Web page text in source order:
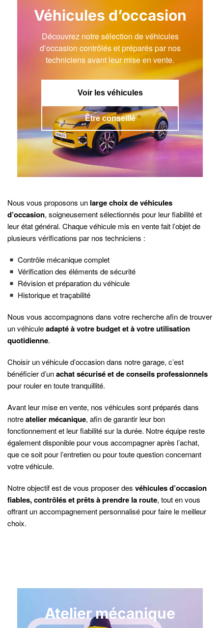
Véhicules d’occasion
Découvrez notre sélection de véhicules
d’occasion contrôlés et préparés par nos
techniciens avant leur mise en vente.
Voir les véhicules
Être conseillé
Nous vous proposons un large choix de véhicules
d’occasion, soigneusement sélectionnés pour leur fiabilité et
leur état général. Chaque véhicule mis en vente fait l’objet de
plusieurs vérifications par nos techniciens :
Contrôle mécanique complet
Vérification des éléments de sécurité
Révision et préparation du véhicule
Historique et traçabilité
Nous vous accompagnons dans votre recherche afin de trouver
un véhiculeadapté à votre budget et à votre utilisation
quotidienne.
Choisir un véhicule d’occasion dans notre garage, c’est
bénéficier d’unachat sécurisé et de conseils professionnels
pour rouler en toute tranquillité.
Avant leur mise en vente, nos véhicules sont préparés dans
notreatelier mécanique, afin de garantir leur bon
fonctionnement et leur fiabilité sur la durée. Notre équipe reste
également disponible pour vous accompagner après l’achat,
que ce soit pour l’entretien ou pour toute question concernant
votre véhicule.
Notre objectif est de vous proposer des véhicules d’occasion
fiables, contrôlés et prêts à prendre la route, tout en vous
offrant un accompagnement personnalisé pour faire le meilleur
choix.
Atelier mécanique